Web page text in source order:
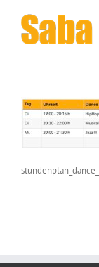
Inhalt
springen